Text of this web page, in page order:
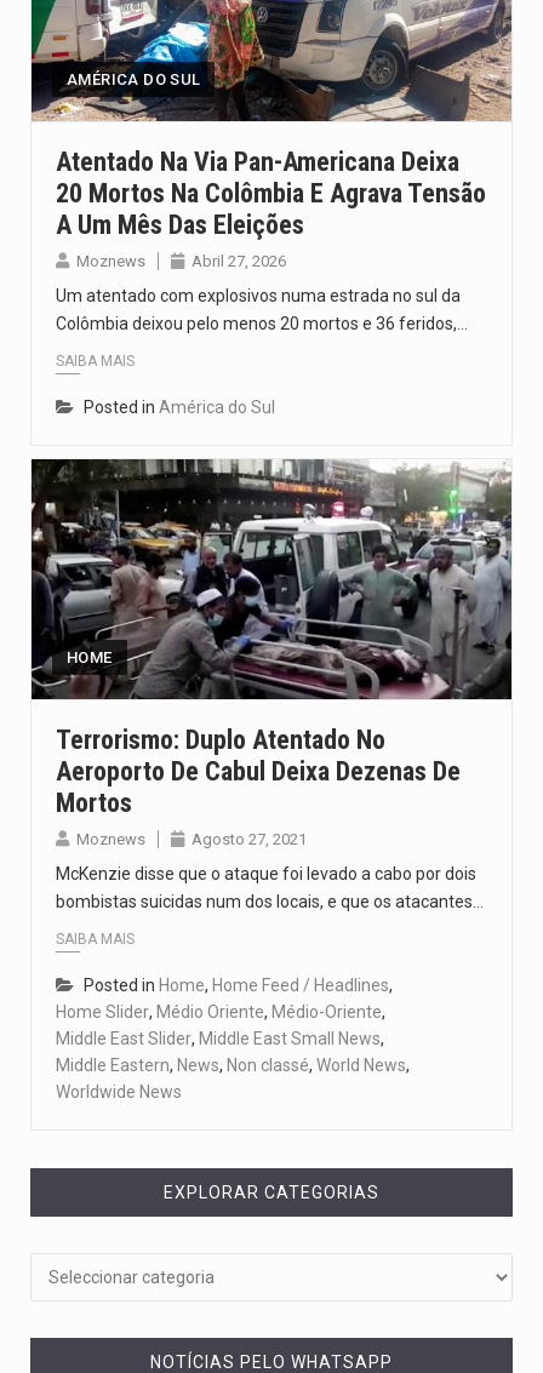
De acordo com as autoridades de saúde da Faixa de…
A polícia moçambicana anunciou a detenção de mais um suspeito…
O Senado dos Estados Unidos aprovou, no dia 7 de…
AMÉRICA DO SUL
Atentado Na Via Pan-Americana Deixa
20 Mortos Na Colômbia E Agrava Tensão
A Um Mês Das Eleições
Moznews Abril 27, 2026
Um atentado com explosivos numa estrada no sul da
Colômbia deixou pelo menos 20 mortos e 36 feridos,…
SAIBA MAIS
Posted in América do Sul
HOME
Terrorismo: Duplo Atentado No
Aeroporto De Cabul Deixa Dezenas De
Mortos
Moznews Agosto 27, 2021
McKenzie disse que o ataque foi levado a cabo por dois
bombistas suicidas num dos locais, e que os atacantes…
SAIBA MAIS
Posted in Home, Home Feed / Headlines,
Home Slider, Médio Oriente, Médio-Oriente,
Middle East Slider, Middle East Small News,
Middle Eastern, News, Non classé, World News,
Worldwide News
EXPLORAR CATEGORIAS
NOTÍCIAS PELO WHATSAPP